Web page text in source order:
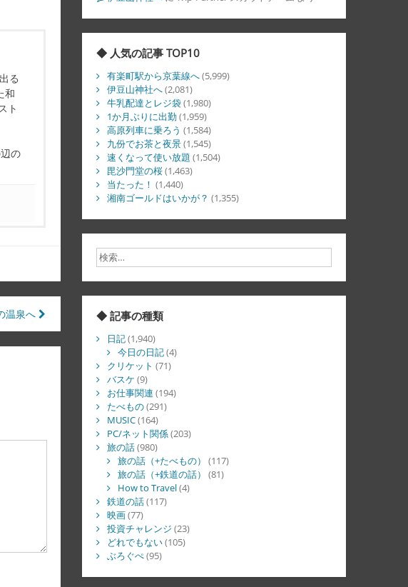
る
和
ト
の
温泉へ
◆ 人気の記事 TOP10
有楽町駅から京葉線へ(5,999)
伊豆山神社へ(2,081)
牛乳配達とレジ袋(1,980)
1か月ぶりに出勤(1,959)
高原列車に乗ろう (1,584)
九份でお茶と夜景(1,545)
速くなって使い放題 (1,504)
毘沙門堂の桜(1,463)
当たった！ (1,440)
湘南ゴールドはいかが？ (1,355)
◆ 記事の種類
日記(1,940)
今日の日記(4)
クリケット (71)
バスケ (9)
お仕事関連 (194)
たべもの(291)
MUSIC(164)
PC/ネット関係(203)
旅の話(980)
旅の話（+たべもの）
(117)
旅の話（+鉄道の話）
(81)
How to Travel(4)
鉄道の話(117)
映画(77)
投資チャレンジ (23)
どれでもない(105)
ぶろぐぺ(95)